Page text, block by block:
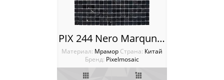
PIX 244 Nero Marquna, чип 15х15 мм, сетка 305х305х4 мм, Полированная
Материал: Мрамор Cтрана: Китай
Бренд: Pixelmosaic